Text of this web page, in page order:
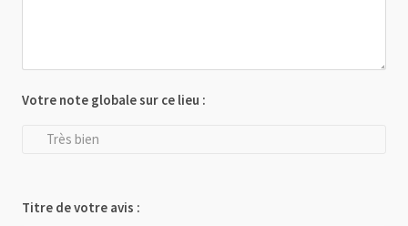
Votre note globale sur ce lieu :
Très bien
Titre de votre avis :